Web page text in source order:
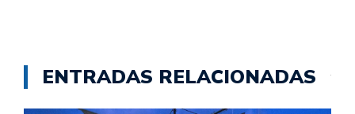
ENTRADAS RELACIONADAS